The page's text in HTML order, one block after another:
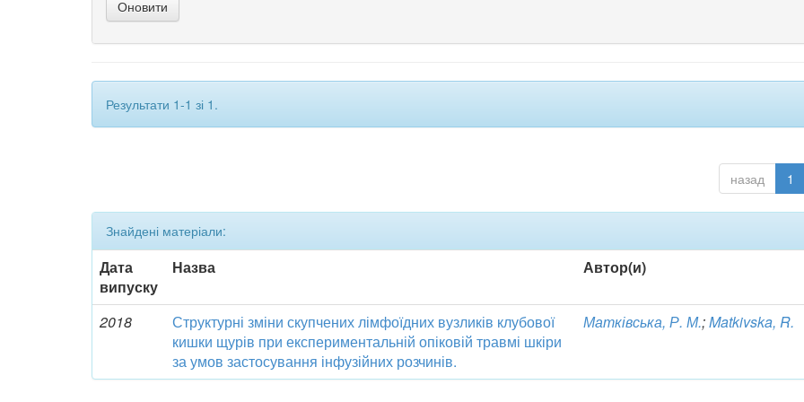
Результати 1-1 зі 1.
назад 1
Знайдені матеріали:
Дата
випуску
Назва Автор(и)
2018
Структурні зміни скупчених лімфоїдних вузликів клубової
кишки щурів при експериментальній опіковій травмі шкіри
за умов застосування інфузійних розчинів.
Матківська, Р. М.;Matkivska, R.